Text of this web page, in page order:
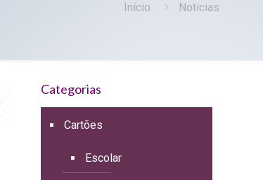
Início Notícias
Categorias
Cartões
Escolar